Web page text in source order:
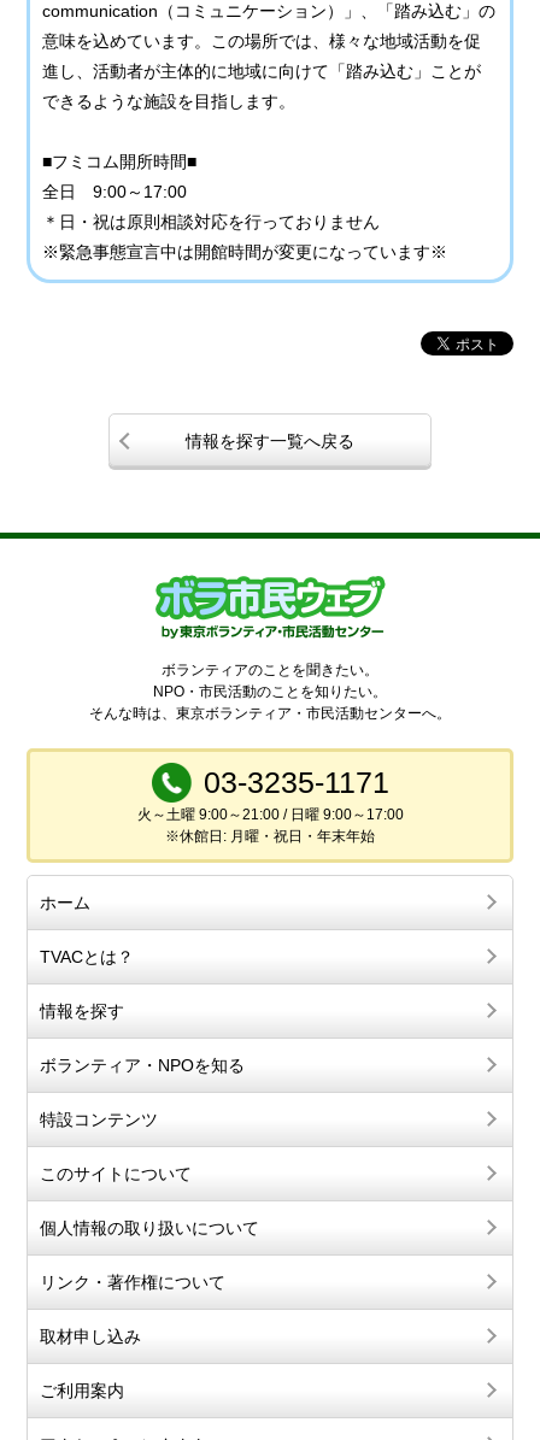
communication（コミュニケーション）」、「踏み込む」の
意味を込めています。この場所では、様々な地域活動を促
進し、活動者が主体的に地域に向けて「踏み込む」ことが
できるような施設を目指します。
■フミコム開所時間■
全日 9:00～17:00
＊日・祝は原則相談対応を行っておりません
※緊急事態宣言中は開館時間が変更になっています※
情報を探す一覧へ戻る
ボランティアのことを聞きたい。
NPO・市民活動のことを知りたい。
そんな時は、東京ボランティア・市民活動センターへ。
03-3235-1171
火～土曜 9:00～21:00 / 日曜 9:00～17:00
※休館日: 月曜・祝日・年末年始
ホーム
TVACとは？
情報を探す
ボランティア・NPOを知る
特設コンテンツ
このサイトについて
個人情報の取り扱いについて
リンク・著作権について
取材申し込み
ご利用案内